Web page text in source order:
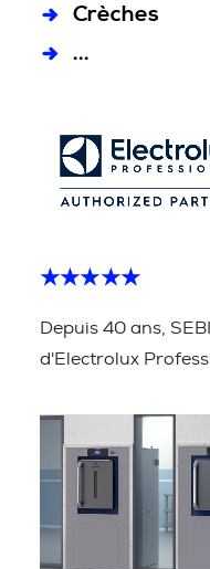
Crèches
...
★★★★★
Depuis 40 ans,
d'Electrolux